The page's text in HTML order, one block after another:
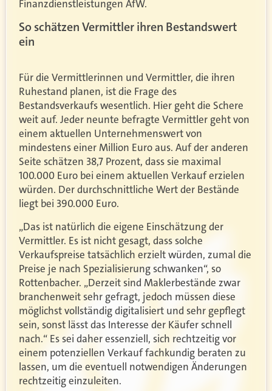
Finanzdienstleistungen AfW.
So schätzen Vermittler ihren Bestandswert
ein
Für die Vermittlerinnen und Vermittler, die ihren
Ruhestand planen, ist die Frage des
Bestandsverkaufs wesentlich. Hier geht die Schere
weit auf. Jeder neunte befragte Vermittler geht von
einem aktuellen Unternehmenswert von
mindestens einer Million Euro aus. Auf der anderen
Seite schätzen 38,7 Prozent, dass sie maximal
100.000 Euro bei einem aktuellen Verkauf erzielen
würden. Der durchschnittliche Wert der Bestände
liegt bei 390.000 Euro.
„Das ist natürlich die eigene Einschätzung der
Vermittler. Es ist nicht gesagt, dass solche
Verkaufspreise tatsächlich erzielt würden, zumal die
Preise je nach Spezialisierung schwanken“, so
Rottenbacher. „Derzeit sind Maklerbestände zwar
branchenweit sehr gefragt, jedoch müssen diese
möglichst vollständig digitalisiert und sehr gepflegt
sein, sonst lässt das Interesse der Käufer schnell
nach.“ Es sei daher essenziell, sich rechtzeitig vor
einem potenziellen Verkauf fachkundig beraten zu
lassen, um die eventuell notwendigen Änderungen
rechtzeitig einzuleiten.